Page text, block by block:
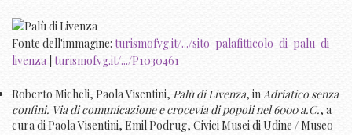
Fonte dell'immagine: turismofvg.it/.../sito-palafitticolo-di-palu-di-
livenza turismofvg.it/.../P1030461
Roberto Micheli, Paola Visentini, Palù di Livenza, inAdriatico senza
confini. Via di comunicazione e crocevia di popoli nel 6000 a.C., a
cura di Paola Visentini, Emil Podrug, Civici Musei di Udine / Museo